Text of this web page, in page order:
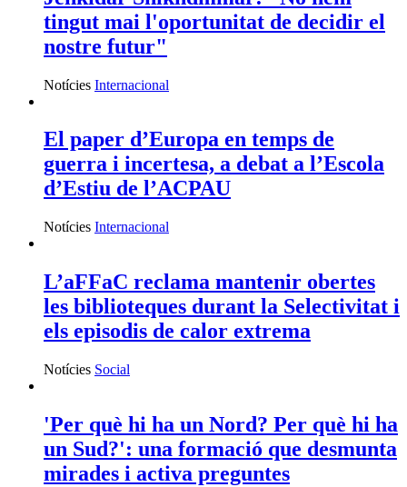
tingut mai l'oportunitat de decidir el
nostre futur"
Notícies Internacional
El paper d’Europa en temps de
guerra i incertesa, a debat a l’Escola
d’Estiu de l’ACPAU
Notícies Internacional
L’aFFaC reclama mantenir obertes
les biblioteques durant la Selectivitat i
els episodis de calor extrema
Notícies Social
'Per què hi ha un Nord? Per què hi ha
un Sud?': una formació que desmunta
mirades i activa preguntes